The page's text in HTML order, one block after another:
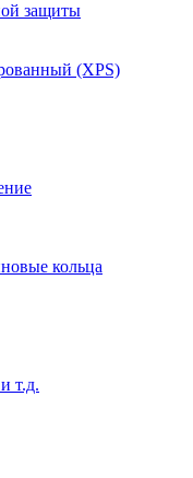
защиты
(XPS)
кольца
т.д.